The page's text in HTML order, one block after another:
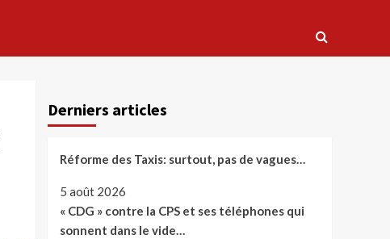
Derniers articles
Réforme des Taxis: surtout, pas de vagues…
5 août 2026
« CDG » contre la CPS et ses téléphones qui
sonnent dans le vide…